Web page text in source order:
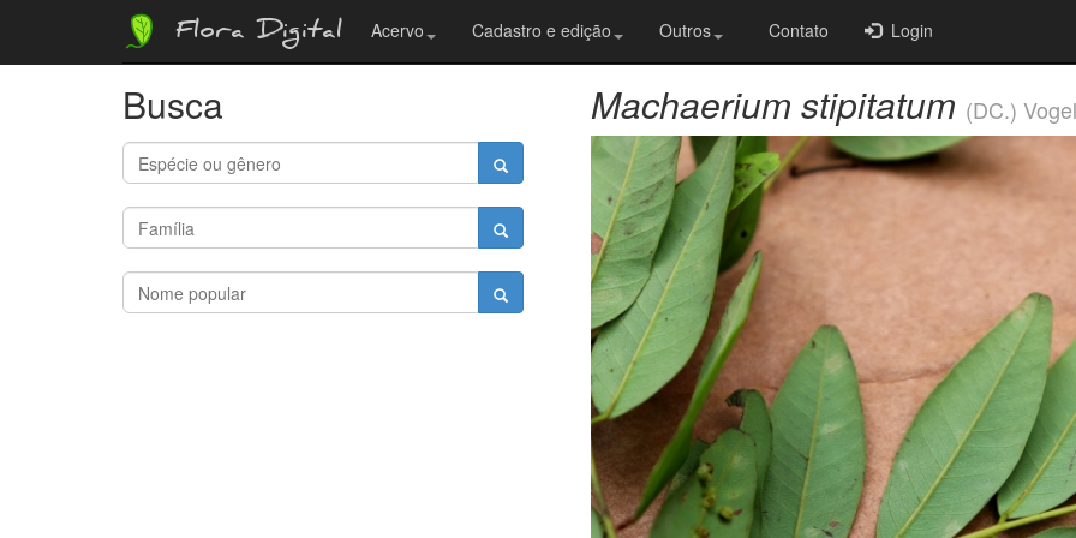
Flora Digital Acervo Cadastro e edição Outros Contato Login
Busca Machaerium stipitatum (DC.) Vogel